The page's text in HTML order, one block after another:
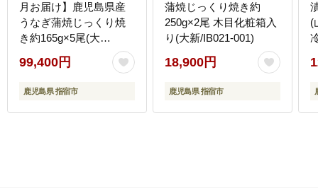
月お届け】鹿児島県産
うなぎ蒲焼じっくり焼
き約165g×5尾(大
新/IBZ021-005) 鰻 蒲焼
国産 丑の日 うな重 無頭
ギフト ふっくら 小分け
け うな丼 ウナギ 冷凍
99,400円
鹿児島県 指宿市
蒲焼じっくり焼き約
250g×2尾 木目化粧箱入
り(大新/IB021-001)
18,900円
鹿児島県 指宿市
(